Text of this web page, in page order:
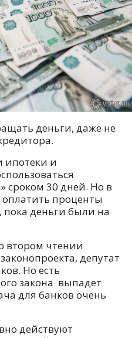
деньги, даже не
ипотеки и
сроком 30 дней. Но в
проценты
пока деньги были на
втором чтении
депутат
Но есть
закона выпадет
для банков очень
действуют